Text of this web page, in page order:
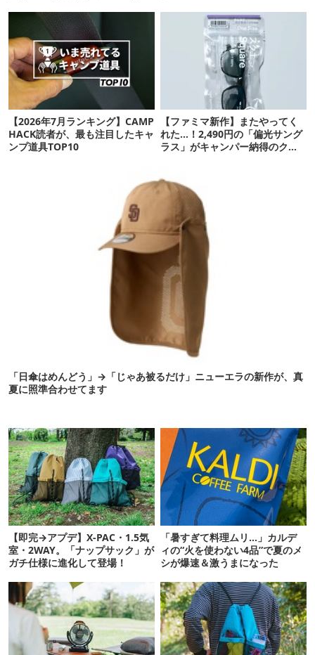
【2026年7月ランキング】CAMP
HACK読者が、最も注目したキャ
ンプ道具TOP10
【ファミマ新作】またやってく
れた…！2,490円の「偏光サング
ラス」がキャンパー納得のクオ
「日傘はめんどう」→「じゃあ被るだけ」ニューエラの新作が、真
夏に照準合わせてます
【即完→アプデ】X-PAC・1.5気
室・2WAY。「ナップサック」が
ガチ仕様に進化して登場！
「暑すぎて料理ムリ…」カルデ
ィの“火を使わない4品”で夏のメ
シが爆速＆激うまになった